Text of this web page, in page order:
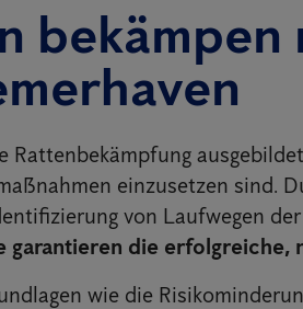
Rattenbekämpfung
einzusetzen sind.
von Laufwegen
garantieren die erfolgreiche,
wie die